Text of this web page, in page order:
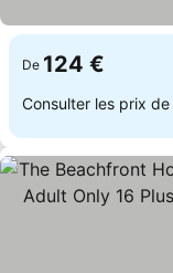
De 124 €
Consulter les prix de